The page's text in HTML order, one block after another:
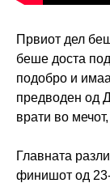
Првиот дел
беше доста
подобро и
предводен од
врати во
Главната
финишот од 23-